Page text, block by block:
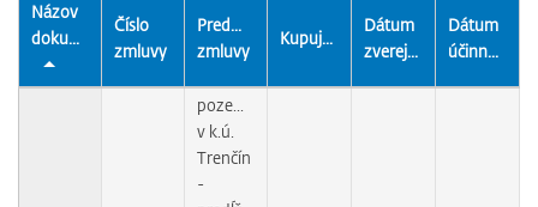
Názov
dokumentu
Číslo
zmluvy
Predmet
zmluvy
Kupujúci
Dátum
zverejnenia
Dátum
účinnosti
pozemky
v k.ú.
Trenčín
-